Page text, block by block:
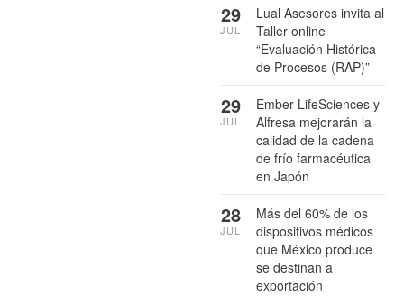
Lual Asesores invita al
Taller online
“Evaluación Histórica
de Procesos (RAP)”
29
JUL
Ember LifeSciences y
Alfresa mejorarán la
calidad de la cadena
de frío farmacéutica
en Japón
29
JUL
Más del 60% de los
dispositivos médicos
que México produce
se destinan a
exportación
28
JUL